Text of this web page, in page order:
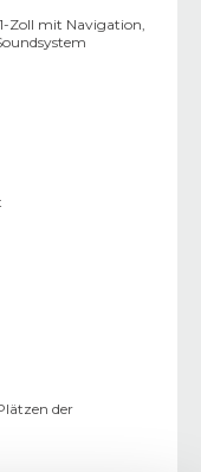
Zoll mit Navigation,
der